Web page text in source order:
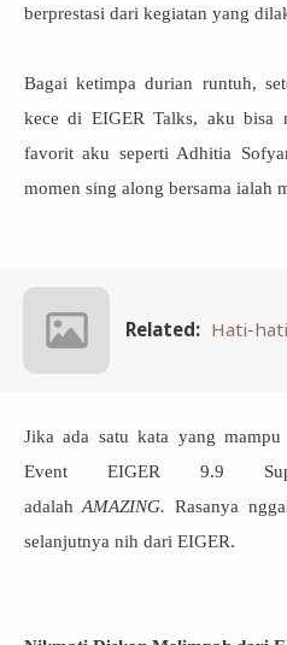
berprestasi dari kegiatan yang
Bagai ketimpa durian runtuh,
kece di EIGER Talks, aku bisa
favorit aku seperti Adhitia
momen sing along bersama ialah
Related: Hati-
Jika ada satu kata yang mampu
Event EIGER 9.9
adalahAMAZING. Rasanya
selanjutnya nih dari EIGER.